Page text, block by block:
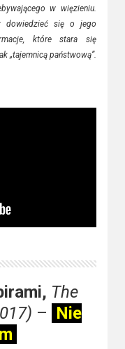
w więzieniu.
dowiedzieć się o jego
które stara się
„tajemnicą państwową”.
The
– Nie